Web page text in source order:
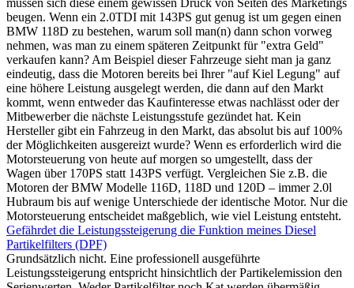
beugen. Wenn ein 2.0TDI mit 143PS gut genug ist um gegen einen
BMW 118D zu bestehen, warum soll man(n) dann schon vorweg
nehmen, was man zu einem späteren Zeitpunkt für "extra Geld"
verkaufen kann? Am Beispiel dieser Fahrzeuge sieht man ja ganz
eindeutig, dass die Motoren bereits bei Ihrer "auf Kiel Legung" auf
eine höhere Leistung ausgelegt werden, die dann auf den Markt
kommt, wenn entweder das Kaufinteresse etwas nachlässt oder der
Mitbewerber die nächste Leistungsstufe gezündet hat. Kein
Hersteller gibt ein Fahrzeug in den Markt, das absolut bis auf 100%
der Möglichkeiten ausgereizt wurde? Wenn es erforderlich wird die
Motorsteuerung von heute auf morgen so umgestellt, dass der
Wagen über 170PS statt 143PS verfügt. Vergleichen Sie z.B. die
Motoren der BMW Modelle 116D, 118D und 120D – immer 2.0l
Hubraum bis auf wenige Unterschiede der identische Motor. Nur die
Motorsteuerung entscheidet maßgeblich, wie viel Leistung entsteht.
Gefährdet die Leistungssteigerung die Funktion meines Diesel
Partikelfilters (DPF)
Grundsätzlich nicht. Eine professionell ausgeführte
Leistungssteigerung entspricht hinsichtlich der Partikelemission den